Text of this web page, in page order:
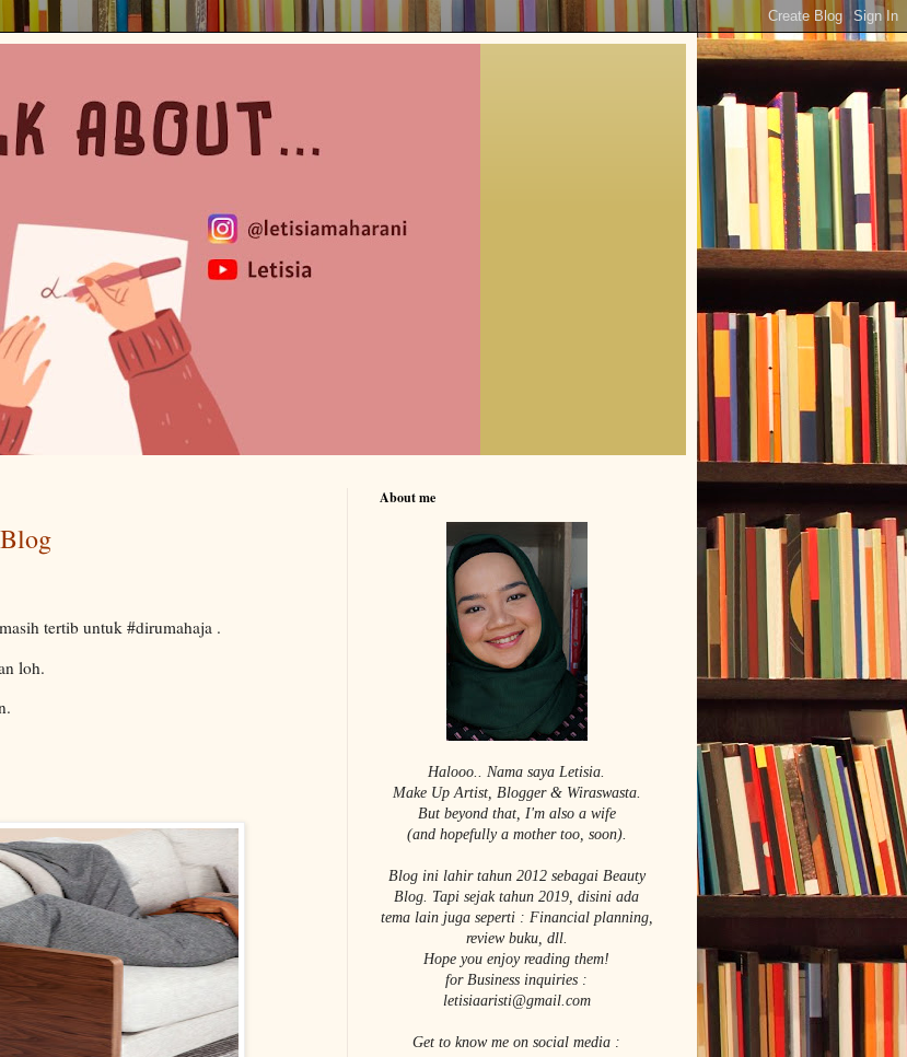
tertib untuk #dirumahaja .
loh.
About me
Halooo.. Nama saya Letisia.
Make Up Artist, Blogger & Wiraswasta.
But beyond that, I'm also a wife
(and hopefully a mother too, soon).
Blog ini lahir tahun 2012 sebagai Beauty
Blog. Tapi sejak tahun 2019, disini ada
tema lain juga seperti : Financial planning,
review buku, dll.
Hope you enjoy reading them!
for Business inquiries :
letisiaaristi@gmail.com
Get to know me on social media :